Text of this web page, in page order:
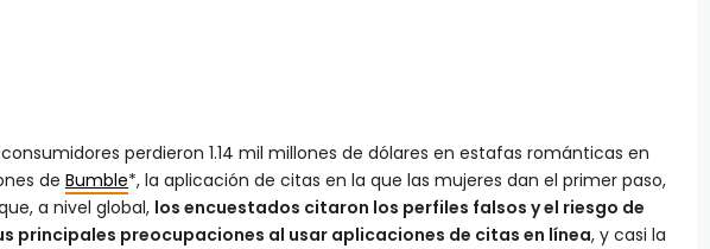
consumidores perdieron 1.14 mil millones de dólares en estafas románticas en
de Bumble*, la aplicación de citas en la que las mujeres dan el primer paso,
a nivel global, los encuestados citaron los perfiles falsos y el riesgo de
principales preocupaciones al usar aplicaciones de citas en línea, y casi la